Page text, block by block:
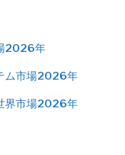
2026年
ム市場2026年
界市場2026年